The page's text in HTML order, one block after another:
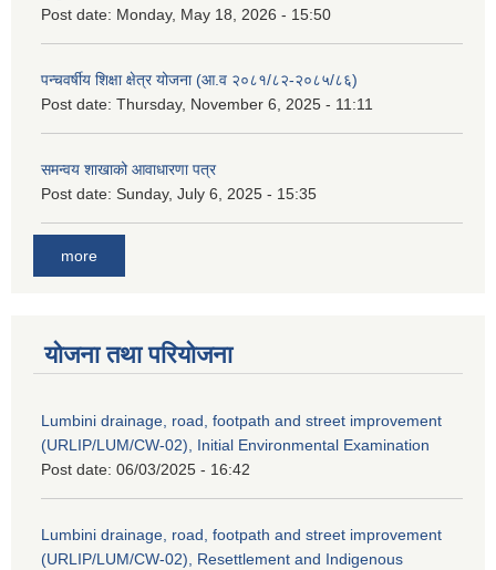
Post date: Monday, May 18, 2026 - 15:50
पन्चवर्षीय शिक्षा क्षेत्र योजना (आ.व २०८१/८२-२०८५/८६)
Post date: Thursday, November 6, 2025 - 11:11
समन्वय शाखाको आवाधारणा पत्र
Post date: Sunday, July 6, 2025 - 15:35
more
योजना तथा परियोजना
Lumbini drainage, road, footpath and street improvement
(URLIP/LUM/CW-02), Initial Environmental Examination
Post date: 06/03/2025 - 16:42
Lumbini drainage, road, footpath and street improvement
(URLIP/LUM/CW-02), Resettlement and Indigenous